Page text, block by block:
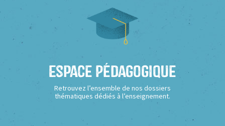
Espace Pédagogique
Retrouvez l’ensemble de nos dossiers
thématiques dédiés à l’enseignement.